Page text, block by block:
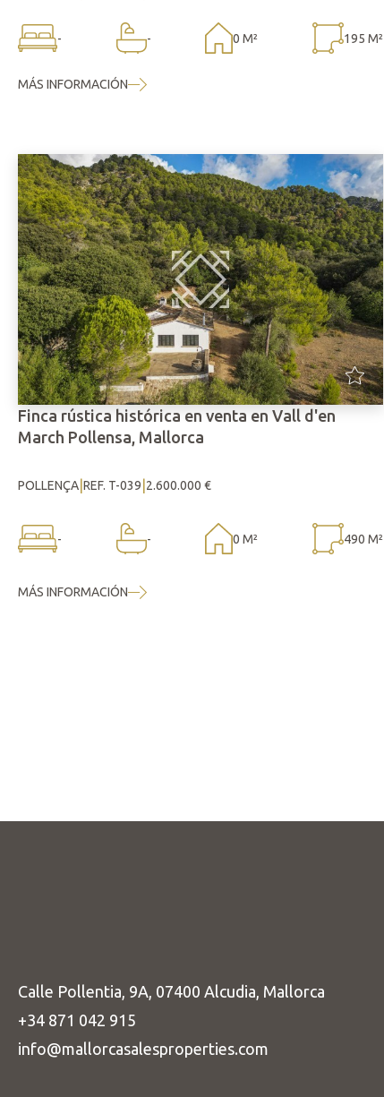
- - 0 M² 195 M²
MÁS INFORMACIÓN
Finca rústica histórica en venta en Vall d'en
March Pollensa, Mallorca
POLLENÇA REF. T-039 2.600.000 €
- - 0 M² 490 M²
MÁS INFORMACIÓN
Calle Pollentia, 9A, 07400 Alcudia, Mallorca
+34 871 042 915
info@mallorcasalesproperties.com